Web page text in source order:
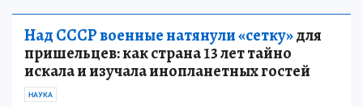
Над СССР военные натянули «сетку»для
пришельцев: как страна 13 лет тайно
искала и изучала инопланетных гостей
НАУКА